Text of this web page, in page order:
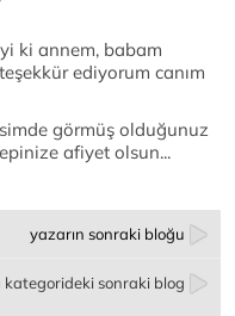
ki annem, babam
ediyorum canım
görmüş olduğunuz
afiyet olsun...
yazarın sonraki bloğu
kategorideki sonraki blog